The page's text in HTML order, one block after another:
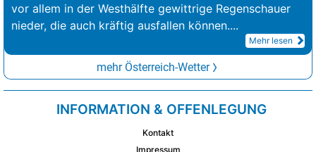
vor allem in der Westhälfte gewittrige Regenschauer
nieder, die auch kräftig ausfallen können....
Mehr lesen
mehr Österreich-Wetter
INFORMATION & OFFENLEGUNG
Kontakt
Impressum